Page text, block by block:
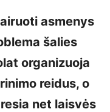
asmenys
šalies
organizuoja
reidus, o
net laisvės